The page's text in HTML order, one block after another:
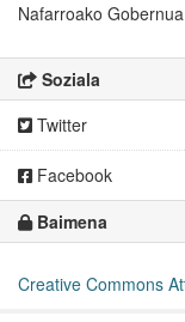
Nafarroako Gobernua
Soziala
Twitter
Facebook
Baimena
Creative Commons